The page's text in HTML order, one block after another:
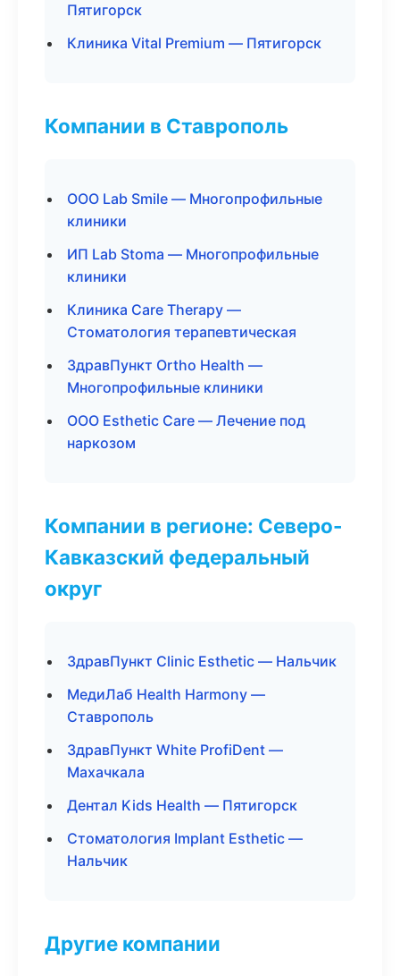
Пятигорск
Клиника Vital Premium — Пятигорск
Компании в Ставрополь
ООО Lab Smile — Многопрофильные
клиники
ИП Lab Stoma — Многопрофильные
клиники
Клиника Care Therapy —
Стоматология терапевтическая
ЗдравПункт Ortho Health —
Многопрофильные клиники
ООО Esthetic Care — Лечение под
наркозом
Компании в регионе: Северо-
Кавказский федеральный
округ
ЗдравПункт Clinic Esthetic — Нальчик
МедиЛаб Health Harmony —
Ставрополь
ЗдравПункт White ProfiDent —
Махачкала
Дентал Kids Health — Пятигорск
Стоматология Implant Esthetic —
Нальчик
Другие компании